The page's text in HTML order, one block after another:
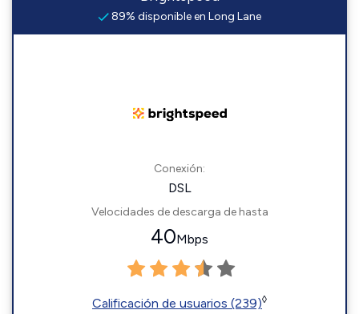
89% disponible en Long Lane
Conexión:
DSL
Velocidades de descarga de hasta
40Mbps
Calificación de usuarios (239)◊